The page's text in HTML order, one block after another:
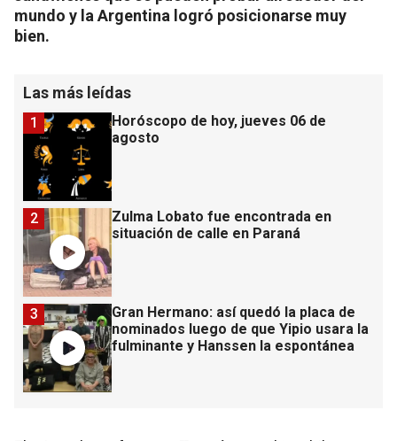
mundo y la Argentina logró posicionarse muy
bien.
Las más leídas
Horóscopo de hoy, jueves 06 de
agosto
1
Zulma Lobato fue encontrada en
situación de calle en Paraná
2
Gran Hermano: así quedó la placa de
nominados luego de que Yipio usara la
fulminante y Hanssen la espontánea
3